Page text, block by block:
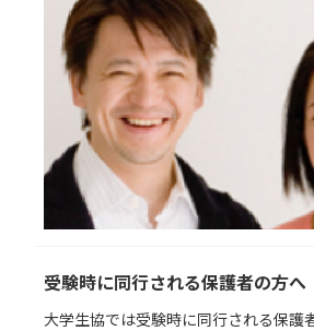
受験時に同行される保護者の方へ
大学生協では受験時に同行される保護